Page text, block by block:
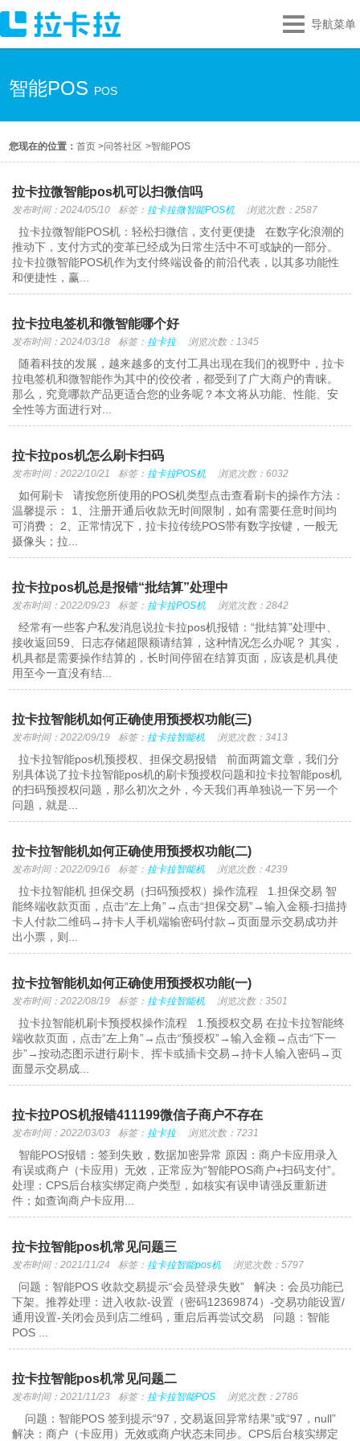
导航菜单
智能POS POS
您现在的位置：首页 >问答社区 >智能POS
拉卡拉微智能pos机可以扫微信吗
发布时间：2024/05/10 标签： 拉卡拉微智能POS机 浏览次数：2587
拉卡拉微智能POS机：轻松扫微信，支付更便捷 在数字化浪潮的
推动下，支付方式的变革已经成为日常生活中不可或缺的一部分。
拉卡拉微智能POS机作为支付终端设备的前沿代表，以其多功能性
和便捷性，赢...
拉卡拉电签机和微智能哪个好
发布时间：2024/03/18 标签： 拉卡拉 浏览次数：1345
随着科技的发展，越来越多的支付工具出现在我们的视野中，拉卡
拉电签机和微智能作为其中的佼佼者，都受到了广大商户的青睐。
那么，究竟哪款产品更适合您的业务呢？本文将从功能、性能、安
全性等方面进行对...
拉卡拉pos机怎么刷卡扫码
发布时间：2022/10/21 标签： 拉卡拉POS机 浏览次数：6032
如何刷卡 请按您所使用的POS机类型点击查看刷卡的操作方法：
温馨提示： 1、注册开通后收款无时间限制，如有需要任意时间均
可消费； 2、正常情况下，拉卡拉传统POS带有数字按键，一般无
摄像头；拉...
拉卡拉pos机总是报错“批结算”处理中
发布时间：2022/09/23 标签： 拉卡拉POS机 浏览次数：2842
经常有一些客户私发消息说拉卡拉pos机报错：“批结算”处理中、
接收返回59、日志存储超限额请结算，这种情况怎么办呢？ 其实，
机具都是需要操作结算的，长时间停留在结算页面，应该是机具使
用至今一直没有结...
拉卡拉智能机如何正确使用预授权功能(三)
发布时间：2022/09/19 标签： 拉卡拉智能机 浏览次数：3413
拉卡拉智能pos机预授权、担保交易报错 前面两篇文章，我们分
别具体说了拉卡拉智能pos机的刷卡预授权问题和拉卡拉智能pos机
的扫码预授权问题，那么初次之外，今天我们再单独说一下另一个
问题，就是...
拉卡拉智能机如何正确使用预授权功能(二)
发布时间：2022/09/16 标签： 拉卡拉智能机 浏览次数：4239
拉卡拉智能机 担保交易（扫码预授权）操作流程 1.担保交易 智
能终端收款页面，点击“左上角”→点击“担保交易”→输入金额-扫描持
卡人付款二维码→持卡人手机端输密码付款→页面显示交易成功并
出小票，则...
拉卡拉智能机如何正确使用预授权功能(一)
发布时间：2022/08/19 标签： 拉卡拉智能机 浏览次数：3501
拉卡拉智能机刷卡预授权操作流程 1.预授权交易 在拉卡拉智能终
端收款页面，点击“左上角”→点击“预授权”→输入金额→点击“下一
步”→按动态图示进行刷卡、挥卡或插卡交易→持卡人输入密码→页
面显示交易成...
拉卡拉POS机报错411199微信子商户不存在
发布时间：2022/03/03 标签： 拉卡拉 浏览次数：7231
智能POS报错：签到失败，数据加密异常 原因：商户卡应用录入
有误或商户（卡应用）无效，正常应为“智能POS商户+扫码支付”。
处理：CPS后台核实绑定商户类型，如核实有误申请强反重新进
件；如查询商户卡应用...
拉卡拉智能pos机常见问题三
发布时间：2021/11/24 标签： 拉卡拉智能pos机 浏览次数：5797
问题：智能POS 收款交易提示“会员登录失败” 解决：会员功能已
下架。推荐处理：进入收款-设置（密码12369874）-交易功能设置/
通用设置-关闭会员到店二维码，重启后再尝试交易 问题：智能
POS ...
拉卡拉智能pos机常见问题二
发布时间：2021/11/23 标签： 拉卡拉智能POS 浏览次数：2786
问题：智能POS 签到提示“97，交易返回异常结果”或“97，null”
解决：商户（卡应用）无效或商户状态未同步。CPS后台核实绑定